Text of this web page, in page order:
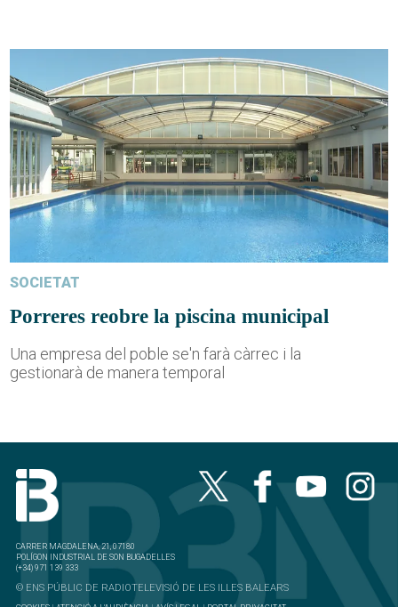
SOCIETAT
Porreres reobre la piscina municipal
Una empresa del poble se'n farà càrrec i la
gestionarà de manera temporal
CARRER MAGDALENA, 21, 07180
POLÍGON INDUSTRIAL DE SON BUGADELLES
(+34) 971 139 333
© ENS PÚBLIC DE RADIOTELEVISIÓ DE LES ILLES BALEARS